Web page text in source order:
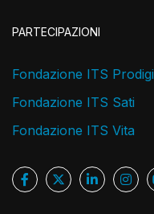
PARTECIPAZIONI
Fondazione ITS Prodigi
Fondazione ITS Sati
Fondazione ITS Vita